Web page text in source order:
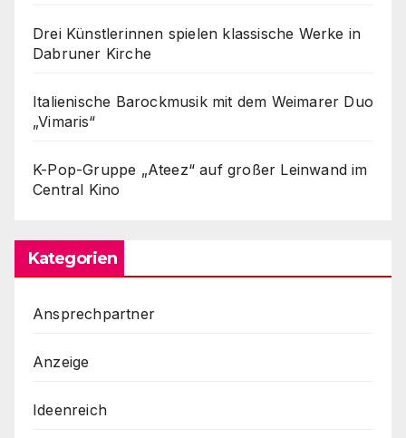
Drei Künstlerinnen spielen klassische Werke in
Dabruner Kirche
Italienische Barockmusik mit dem Weimarer Duo
„Vimaris“
K-Pop-Gruppe „Ateez“ auf großer Leinwand im
Central Kino
Kategorien
Ansprechpartner
Anzeige
Ideenreich